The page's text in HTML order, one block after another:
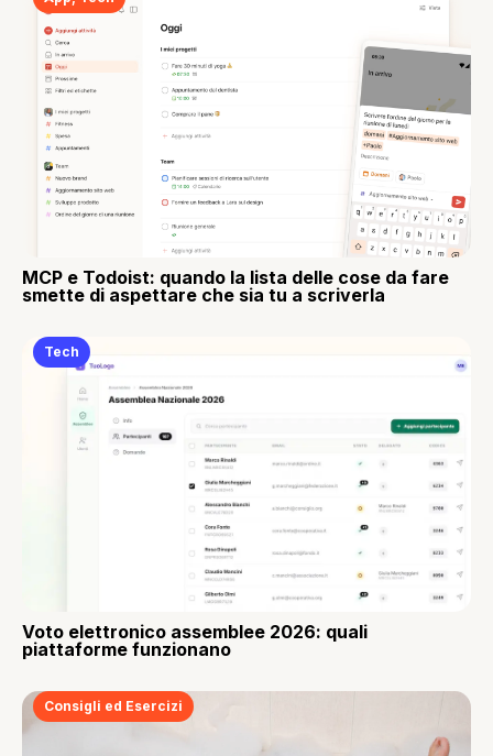
MCP e Todoist: quando la lista delle cose da fare
smette di aspettare che sia tu a scriverla
Tech
Voto elettronico assemblee 2026: quali
piattaforme funzionano
Consigli ed Esercizi